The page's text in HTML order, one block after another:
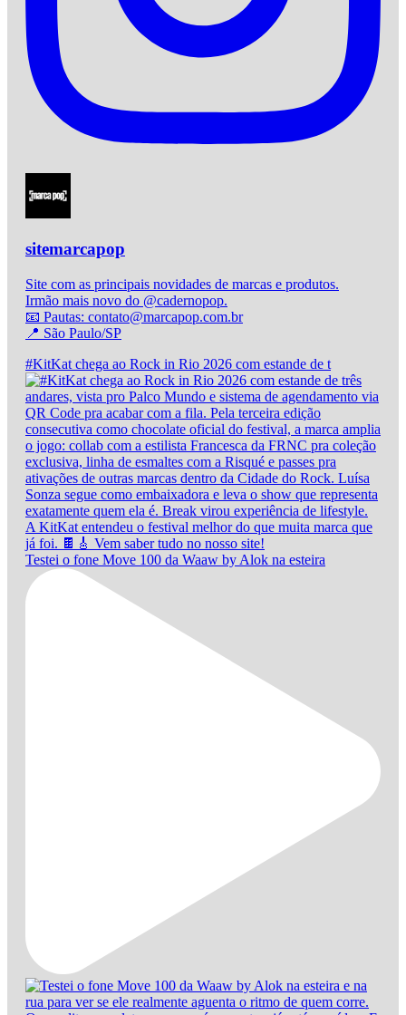
sitemarcapop
Site com as principais novidades de marcas e produtos.
Irmão mais novo do @cadernopop.
📧 Pautas: contato@marcapop.com.br
📍 São Paulo/SP
#KitKat chega ao Rock in Rio 2026 com estande de t
Testei o fone Move 100 da Waaw by Alok na esteira